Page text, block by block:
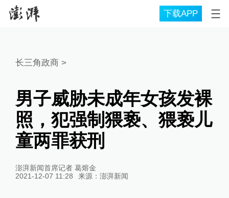
下载APP
长三角政商 >
男子威胁未成年女孩发裸
照，犯强制猥亵、猥亵儿
童两罪获刑
澎湃新闻首席记者 葛熔金
2021-12-07 11:28
来源： 澎湃新闻